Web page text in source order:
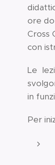
ore
Cross
con
Le
in
Per